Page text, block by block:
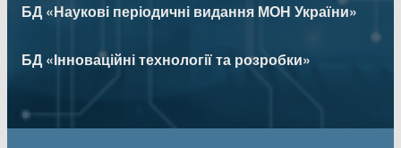
БД «Наукові періодичні видання МОН України»
БД «Інноваційні технології та розробки»